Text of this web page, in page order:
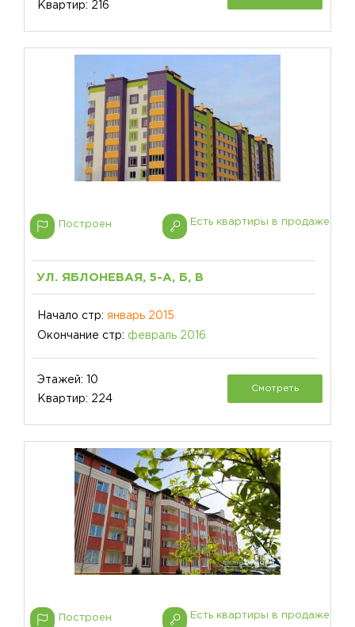
Квартир: 216
Построен Есть квартиры в продаже
УЛ. ЯБЛОНЕВАЯ, 5-А, Б, В
Начало стр: январь 2015
Окончание стр: февраль 2016
Этажей: 10
Квартир: 224
Смотреть
Построен Есть квартиры в продаже